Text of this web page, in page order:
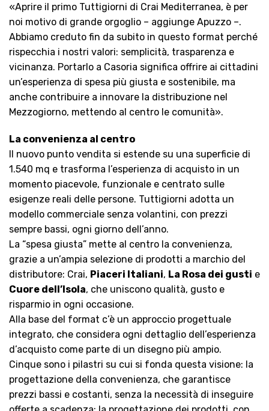
«Aprire il primo Tuttigiorni di Crai Mediterranea, è per
noi motivo di grande orgoglio – aggiunge Apuzzo –.
Abbiamo creduto fin da subito in questo format perché
rispecchia i nostri valori: semplicità, trasparenza e
vicinanza. Portarlo a Casoria significa offrire ai cittadini
un’esperienza di spesa più giusta e sostenibile, ma
anche contribuire a innovare la distribuzione nel
Mezzogiorno, mettendo al centro le comunità».
La convenienza al centro
Il nuovo punto vendita si estende su una superficie di
1.540 mq e trasforma l’esperienza di acquisto in un
momento piacevole, funzionale e centrato sulle
esigenze reali delle persone. Tuttigiorni adotta un
modello commerciale senza volantini, con prezzi
sempre bassi, ogni giorno dell’anno.
La “spesa giusta” mette al centro la convenienza,
grazie a un’ampia selezione di prodotti a marchio del
distributore: Crai, Piaceri Italiani, La Rosa dei gusti e
Cuore dell’Isola, che uniscono qualità, gusto e
risparmio in ogni occasione.
Alla base del format c’è un approccio progettuale
integrato, che considera ogni dettaglio dell’esperienza
d’acquisto come parte di un disegno più ampio.
Cinque sono i pilastri su cui si fonda questa visione: la
progettazione della convenienza, che garantisce
prezzi bassi e costanti, senza la necessità di inseguire